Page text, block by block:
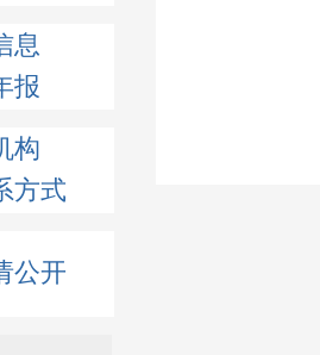
息
报
构
方式
公开